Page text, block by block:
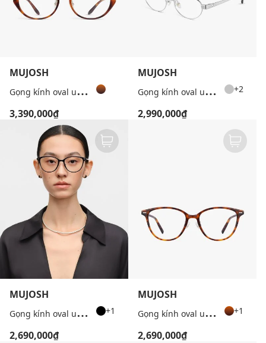
MUJOSH
G
ọng kính oval unisex bản mảnh cá tính
3,390,000₫
MUJOSH
G
ọng kính oval unisex bản mảnh +2
2,990,000₫
MUJOSH
G
ọng kính oval unisex thời trang +1
2,690,000₫
MUJOSH
G
ọng kính oval unisex thời trang +1
2,690,000₫